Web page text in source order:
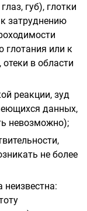
губ), глотки
затруднению
глотания или к
в области
реакции, зуд
данных,
невозможно);
не более